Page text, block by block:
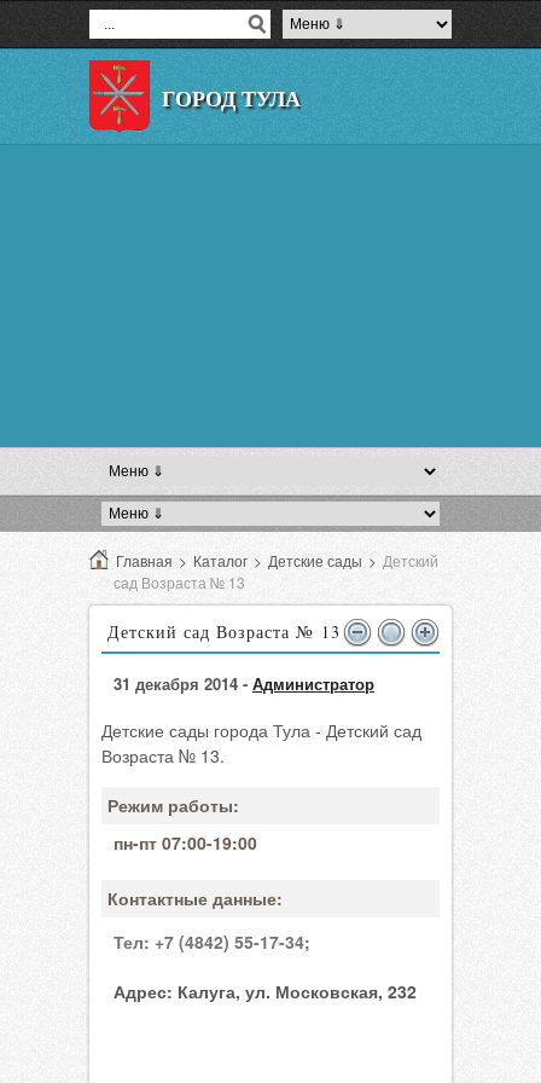
ГОРОД ТУЛА
Главная > Каталог > Детские сады > Детский
сад Возраста № 13
Детский сад Возраста № 13
31 декабря 2014 - Администратор
Детские сады города Тула - Детский сад
Возраста № 13.
Режим работы:
пн-пт 07:00-19:00
Контактные данные:
Тел: +7 (4842) 55-17-34;
Адрес: Калуга, ул. Московская, 232